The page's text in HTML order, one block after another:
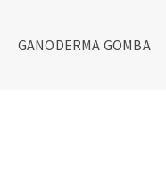
GANODERMA GOMBA